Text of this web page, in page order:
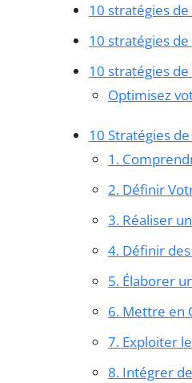
10 stratégies
10 stratégies
10 stratégies
Optimisez
10 Stratégies
1.
2. Définir
3. Réaliser
4. Définir
5. Élaborer
6. Mettre en
7. Exploiter
8. Intégrer